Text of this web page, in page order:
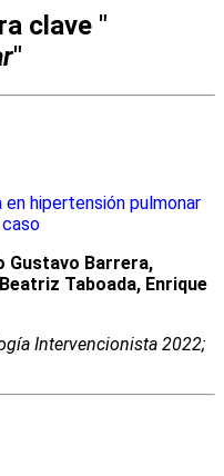
clave "
"
hipertensión pulmonar
Gustavo Barrera,
Taboada, Enrique
Intervencionista 2022;